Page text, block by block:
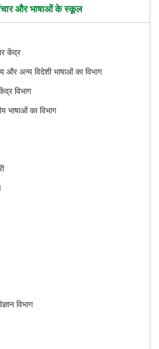
और भाषाओं के स्कूल
केंद्र
और अन्य विदेशी भाषाओं का विभाग
विभाग
भाषाओं का विभाग
विभाग